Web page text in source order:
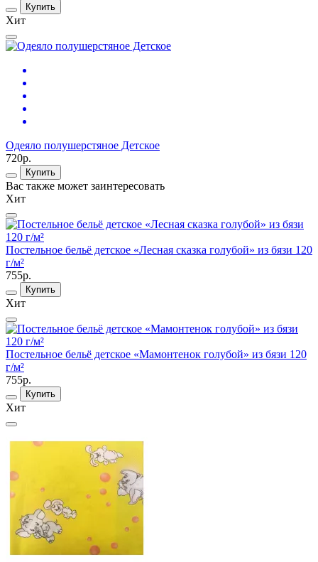
Купить
Хит
Одеяло полушерстяное Детское
720р.
Купить
Вас также может заинтересовать
Хит
Постельное бельё детское «Лесная сказка голубой» из бязи 120
г/м²
755р.
Купить
Хит
Постельное бельё детское «Мамонтенок голубой» из бязи 120
г/м²
755р.
Купить
Хит